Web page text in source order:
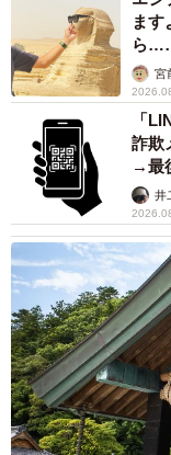
ま
ら
カモ
宮
「
詐欺
→最
提」
井